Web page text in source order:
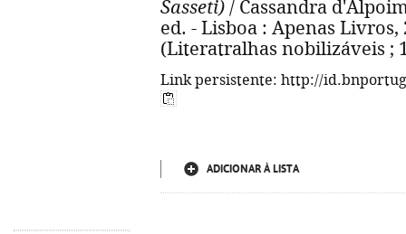
Sasseti) / Cassandra
ed. - Lisboa : Apenas Livros,
(Literatralhas nobilizáveis ;
Link persistente: http://
ADICIONAR À LISTA